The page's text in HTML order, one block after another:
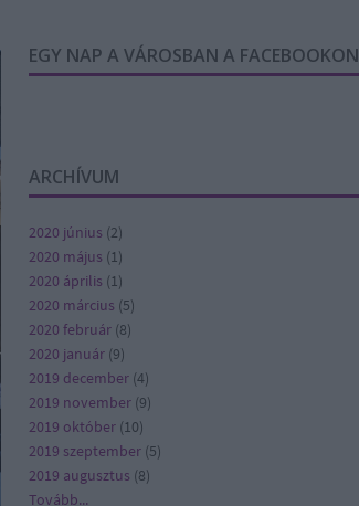
EGY NAP A VÁROSBAN A FACEBOOKON
ARCHÍVUM
2020 június (2)
2020 május (1)
2020 április (1)
2020 március (5)
2020 február (8)
2020 január (9)
2019 december (4)
2019 november (9)
2019 október (10)
2019 szeptember (5)
2019 augusztus (8)
Tovább...